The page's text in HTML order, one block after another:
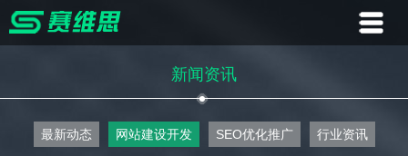
新闻资讯
最新动态 网站建设开发 SEO优化推广 行业资讯